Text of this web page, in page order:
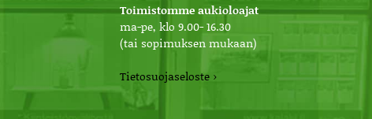
Toimistomme aukioloajat
ma-pe, klo 9.00- 16.30
(tai sopimuksen mukaan)
Tietosuojaseloste ›